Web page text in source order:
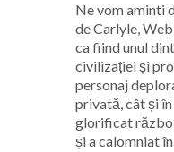
Ne vom aminti
de Carlyle,
ca fiind unul
civilizației și
personaj
privată, cât și
glorificat
și a calomniat